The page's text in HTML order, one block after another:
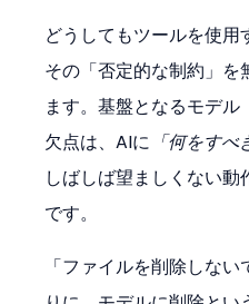
どうしてもツールを使用
その「否定的な制約」を
ます。基盤となるモデ
欠点は、AIに 「何をすべ
しばしば望ましくない動
です。
「ファイルを削除しな